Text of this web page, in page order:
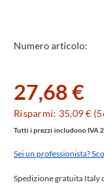
Specifiche
Numero articolo:
27,68 €
Risparmi: 35,09 €
Tutti i prezzi includono IVA
Sei un professionista?
Spedizione gratuita Italy